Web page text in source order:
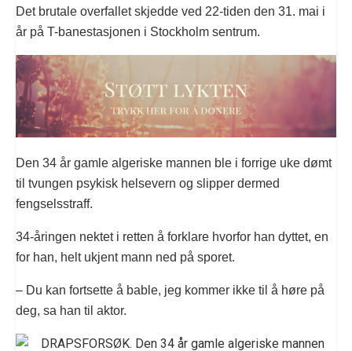
Det brutale overfallet skjedde ved 22-tiden den 31. mai i
år på T-banestasjonen i Stockholm sentrum.
Den 34 år gamle algeriske mannen ble i forrige uke dømt
til tvungen psykisk helsevern og slipper dermed
fengselsstraff.
34-åringen nektet i retten å forklare hvorfor han dyttet, en
for han, helt ukjent mann ned på sporet.
– Du kan fortsette å bable, jeg kommer ikke til å høre på
deg, sa han til aktor.